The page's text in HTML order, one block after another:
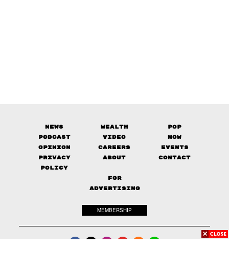
News Wealth
Pop
Podcast
Video
Now
Opinion
Careers
Events
Privacy
Policy
About Contact
FOR
ADVERTISING
MEMBERSHIP